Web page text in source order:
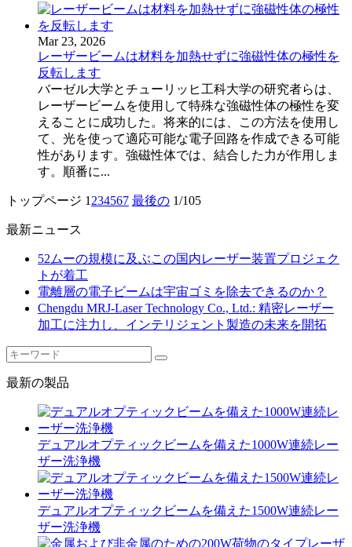
Mar 23, 2026
レーザービームは材料を加熱せずに強磁性体の極性を
反転します
バーゼル大学とチューリッヒ工科大学の研究者らは、
レーザービームを使用して特殊な強磁性体の極性を変
えることに成功した。将来的には、この方法を使用し
て、光を使って適応可能な電子回路を作成できる可能
性があります。強磁性体では、結合した力が作用しま
す。順番に...
トップページ 1 234567 最後の 1/105
最新ニュース
52ムーの規模に及ぶこの国内レーザー装置プロジェク
トが着工
電離層の電子ビームは宇宙ゴミを除去できるのか？
Chengdu MRJ-Laser Technology Co., Ltd.: 精密レーザー
加工に注力し、インテリジェント製造の未来を開拓
最新の製品
デュアルオプティックビームを備えた1000W連続レー
ザー洗浄機
デュアルオプティックビームを備えた1500W連続レー
ザー洗浄機